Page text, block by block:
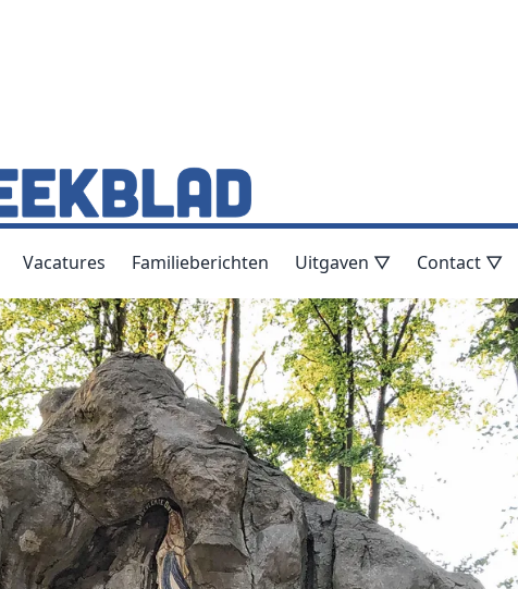
Vacatures Familieberichten Uitgaven ▽ Contact ▽